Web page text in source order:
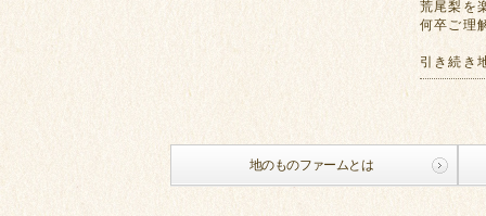
荒尾梨を
何卒ご理
引き続き
地のものファームとは